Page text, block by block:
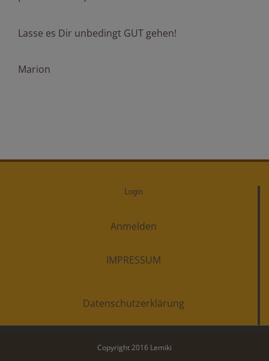
Lasse es Dir unbedingt GUT gehen!
Marion
Login
Anmelden
IMPRESSUM
Datenschutzerklärung
Copyright 2016 Lemiki